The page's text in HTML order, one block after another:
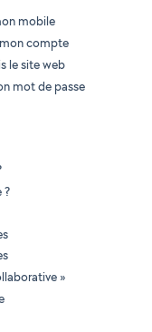
mobile
compte
le site web
mot de passe
?
»